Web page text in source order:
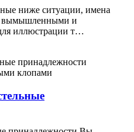
ниже ситуации, имена
вымышленными и
иллюстрации т…
клопами